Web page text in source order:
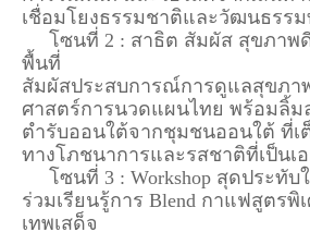
เชื่อมโยงธรรมชาติและวัฒนธรร
โซนที่ 2 : สาธิต สัมผัส สุขภาพ
พื้นที่
สัมผัสประสบการณ์การดูแลสุขภา
ศาสตร์การนวดแผนไทย พร้อมลิ้ม
ตำรับออนใต้จากชุมชนออนใต้ ที่
ทางโภชนาการและรสชาติที่เป็นเ
โซนที่ 3 : Workshop สุดประทับ
ร่วมเรียนรู้การ Blend กาแฟสูตรพิ
เทพเสด็จ